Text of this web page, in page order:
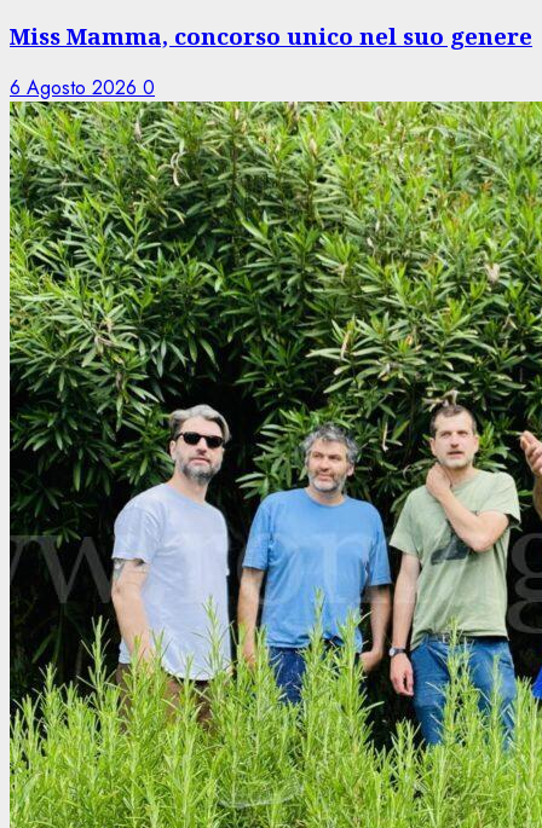
Miss Mamma, concorso unico nel suo genere
6 Agosto 2026 0